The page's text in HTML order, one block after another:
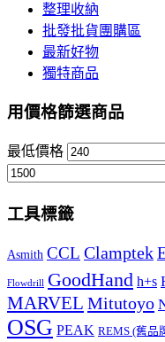
整理收納
批發批貨團購區
最新好物
獨特商品
用價格篩選商品
最低價格
工具標籤
Asmith CCL Clamptek
Flowdrill GoodHand h+s
MARVEL Mitutoyo
OSG PEAK REMS (舊品